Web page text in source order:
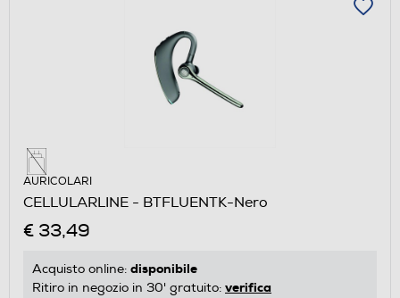
AURICOLARI
CELLULARLINE - BTFLUENTK-Nero
€ 33,49
Acquisto online: disponibile
Ritiro in negozio in 30' gratuito: verifica